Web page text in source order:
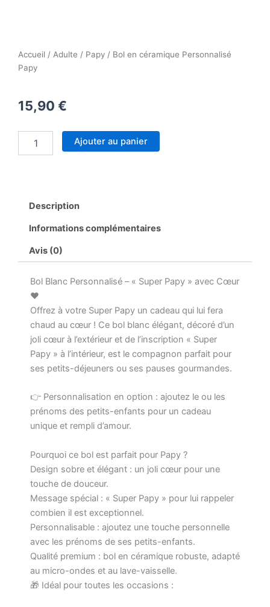
Accueil / Adulte / Papy / Bol en céramique Personnalisé
Papy
15,90 €
Papy
Ajouter au panier
Description
Informations complémentaires
Avis (0)
Bol Blanc Personnalisé – « Super Papy » avec Cœur
❤️
Offrez à votre Super Papy un cadeau qui lui fera
chaud au cœur ! Ce bol blanc élégant, décoré d’un
joli cœur à l’extérieur et de l’inscription « Super
Papy » à l’intérieur, est le compagnon parfait pour
ses petits-déjeuners ou ses pauses gourmandes.
👉 Personnalisation en option : ajoutez le ou les
prénoms des petits-enfants pour un cadeau
unique et rempli d’amour.
Pourquoi ce bol est parfait pour Papy ?
Design sobre et élégant : un joli cœur pour une
touche de douceur.
Message spécial : « Super Papy » pour lui rappeler
combien il est exceptionnel.
Personnalisable : ajoutez une touche personnelle
avec les prénoms de ses petits-enfants.
Qualité premium : bol en céramique robuste, adapté
au micro-ondes et au lave-vaisselle.
🎁 Idéal pour toutes les occasions :